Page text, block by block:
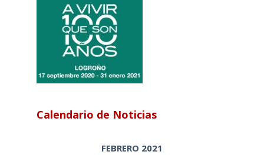
Calendario de Noticias
FEBRERO 2021